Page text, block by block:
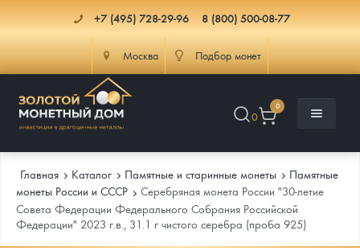
+7 (495) 728-29-96 8 (800) 500-08-77
Москва Подбор монет
0
0
Каталог
Главная Каталог Памятные и старинные монеты
Памятные
монеты России и СССР
Серебряная монета России "30-летие
Совета Федерации Федерального Собрания Российской
Федерации" 2023 г.в., 31.1 г чистого серебра (проба 925)